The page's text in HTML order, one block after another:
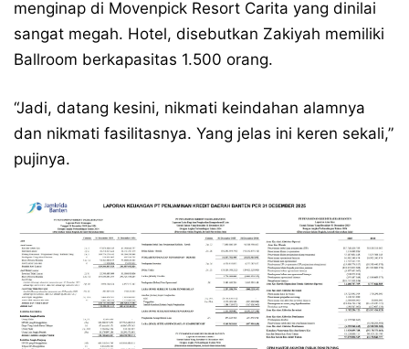
menginap di Movenpick Resort Carita yang dinilai
sangat megah. Hotel, disebutkan Zakiyah memiliki
Ballroom berkapasitas 1.500 orang.
“Jadi, datang kesini, nikmati keindahan alamnya
dan nikmati fasilitasnya. Yang jelas ini keren sekali,”
pujinya.